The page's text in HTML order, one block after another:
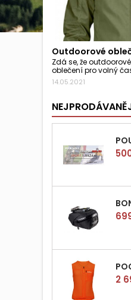
Zdá se, že
oblečení pro volný
14.05.2021
2